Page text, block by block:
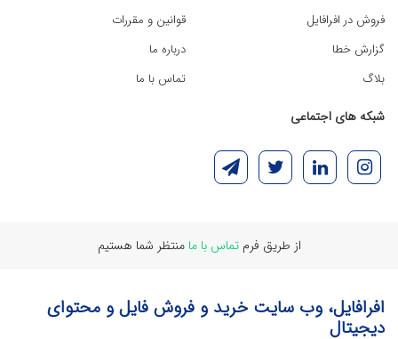
فروش در افرافایل
گزارش خطا
بلاگ
قوانین و مقررات
درباره ما
تماس با ما
شبکه های اجتماعی
از طریق فرمتماس با ما منتظر شما هستیم
افرافایل، وب سایت خرید و فروش فایل و محتوای
دیجیتال